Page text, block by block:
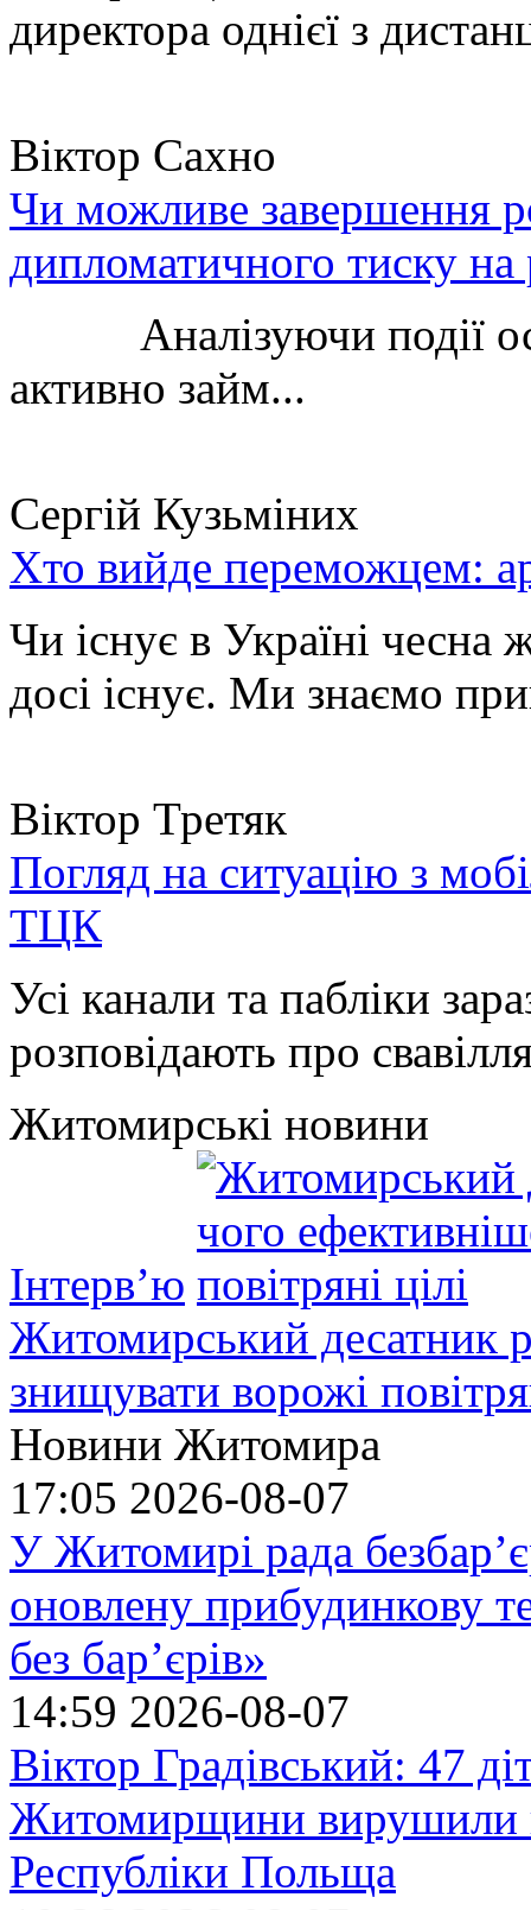
директора однієї з
Віктор Сахно
Чи можливе завершення
дипломатичного тиску
Аналізуючи події
активно займ...
Сергій Кузьміних
Хто вийде переможцем:
Чи існує в Україні чесна
досі існує. Ми знаємо
Віктор Третяк
Погляд на ситуацію з
ТЦК
Усі канали та пабліки
розповідають про
Житомирські новини
Інтерв’ю
Житомирський десатник
знищувати ворожі
Новини Житомира
17:05 2026-08-07
У Житомирі рада
оновлену прибудинкову
без бар’єрів»
14:59 2026-08-07
Віктор Градівський: 47
Житомирщини вирушили
Республіки Польща